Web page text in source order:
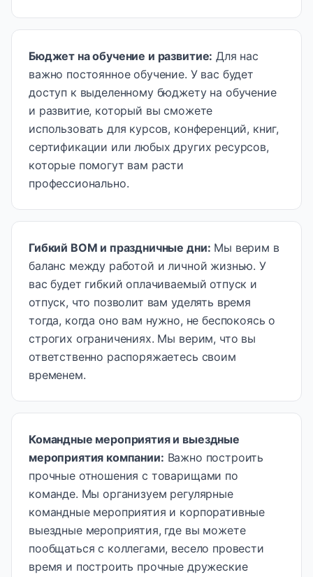
Бюджет на обучение и развитие: Для нас
важно постоянное обучение. У вас будет
доступ к выделенному бюджету на обучение
и развитие, который вы сможете
использовать для курсов, конференций, книг,
сертификации или любых других ресурсов,
которые помогут вам расти
профессионально.
Гибкий ВОМ и праздничные дни: Мы верим в
баланс между работой и личной жизнью. У
вас будет гибкий оплачиваемый отпуск и
отпуск, что позволит вам уделять время
тогда, когда оно вам нужно, не беспокоясь о
строгих ограничениях. Мы верим, что вы
ответственно распоряжаетесь своим
временем.
Командные мероприятия и выездные
мероприятия компании: Важно построить
прочные отношения с товарищами по
команде. Мы организуем регулярные
командные мероприятия и корпоративные
выездные мероприятия, где вы можете
пообщаться с коллегами, весело провести
время и построить прочные дружеские